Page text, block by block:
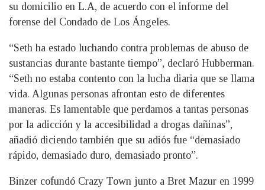
su domicilio en L.A, de acuerdo con el informe del
forense del Condado de Los Ángeles.
“Seth ha estado luchando contra problemas de abuso de
sustancias durante bastante tiempo”, declaró Hubberman.
“Seth no estaba contento con la lucha diaria que se llama
vida. Algunas personas afrontan esto de diferentes
maneras. Es lamentable que perdamos a tantas personas
por la adicción y la accesibilidad a drogas dañinas”,
añadió diciendo también que su adiós fue “demasiado
rápido, demasiado duro, demasiado pronto”.
Binzer cofundó Crazy Town junto a Bret Mazur en 1999